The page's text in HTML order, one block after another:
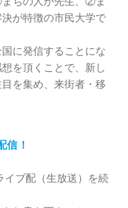
が特徴の市民大学で
に発信することにな
を頂くことで、新し
を集め、来街者・移
信！
ブ配（生放送）を続